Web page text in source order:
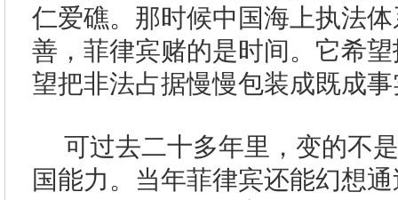
仁爱礁。那时候中国海上执法
善，菲律宾赌的是时间。它希
望把非法占据慢慢包装成既成
可过去二十多年里，变的不
国能力。当年菲律宾还能幻想